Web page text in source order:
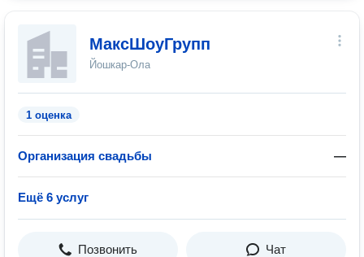
МаксШоуГрупп
Йошкар-Ола
1 оценка
Организация свадьбы —
Ещё 6 услуг
Позвонить Чат